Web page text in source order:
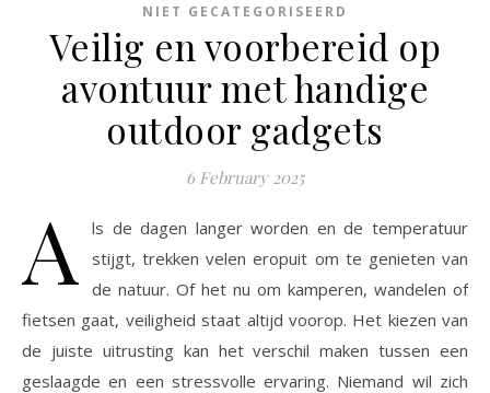
NIET GECATEGORISEERD
Veilig en voorbereid op
avontuur met handige
outdoor gadgets
6 February 2025
A
ls de dagen langer worden en de temperatuur
stijgt, trekken velen eropuit om te genieten van
de natuur. Of het nu om kamperen, wandelen of
fietsen gaat, veiligheid staat altijd voorop. Het kiezen van
de juiste uitrusting kan het verschil maken tussen een
geslaagde en een stressvolle ervaring. Niemand wil zich